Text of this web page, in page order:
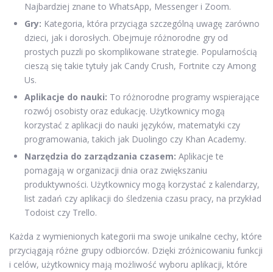
Najbardziej znane to WhatsApp, Messenger i Zoom.
Gry: Kategoria, która przyciąga szczególną uwagę zarówno
dzieci, jak i dorosłych. Obejmuje różnorodne gry od
prostych puzzli po skomplikowane strategie. Popularnością
cieszą się takie tytuły jak Candy Crush, Fortnite czy Among
Us.
Aplikacje do nauki: To różnorodne programy wspierające
rozwój osobisty oraz edukację. Użytkownicy mogą
korzystać z aplikacji do nauki języków, matematyki czy
programowania, takich jak Duolingo czy Khan Academy.
Narzędzia do zarządzania czasem: Aplikacje te
pomagają w organizacji dnia oraz zwiększaniu
produktywności. Użytkownicy mogą korzystać z kalendarzy,
list zadań czy aplikacji do śledzenia czasu pracy, na przykład
Todoist czy Trello.
Każda z wymienionych kategorii ma swoje unikalne cechy, które
przyciągają różne grupy odbiorców. Dzięki zróżnicowaniu funkcji
i celów, użytkownicy mają możliwość wyboru aplikacji, które